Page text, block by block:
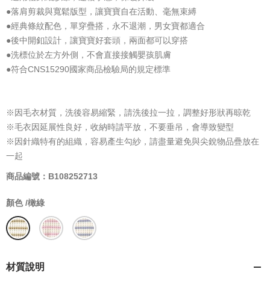
●落肩剪裁與寬鬆版型，讓寶寶自在活動、毫無束縛
●經典條紋配色，單穿疊搭，永不退潮，男女寶都適合
●後中開釦設計，讓寶寶好套頭，兩面都可以穿搭
●洗標位於左方外側，不會直接接觸嬰孩肌膚
●符合CNS15290國家商品檢驗局的規定標準
※因毛衣材質，洗後容易縮緊，請洗後拉一拉，調整好形狀再晾乾
※毛衣因延展性良好，收納時請平放，不要垂吊，會導致變型
※因針織特有的組織，容易產生勾紗，請盡量避免與尖銳物品疊放在
一起
商品編號：B108252713
顏色 /橄綠
材質說明